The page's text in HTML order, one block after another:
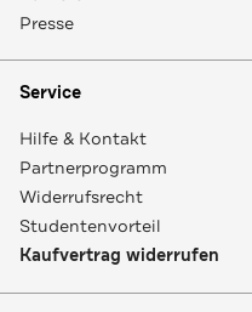
Presse
Service
Hilfe & Kontakt
Partnerprogramm
Widerrufsrecht
Studentenvorteil
Kaufvertrag widerrufen